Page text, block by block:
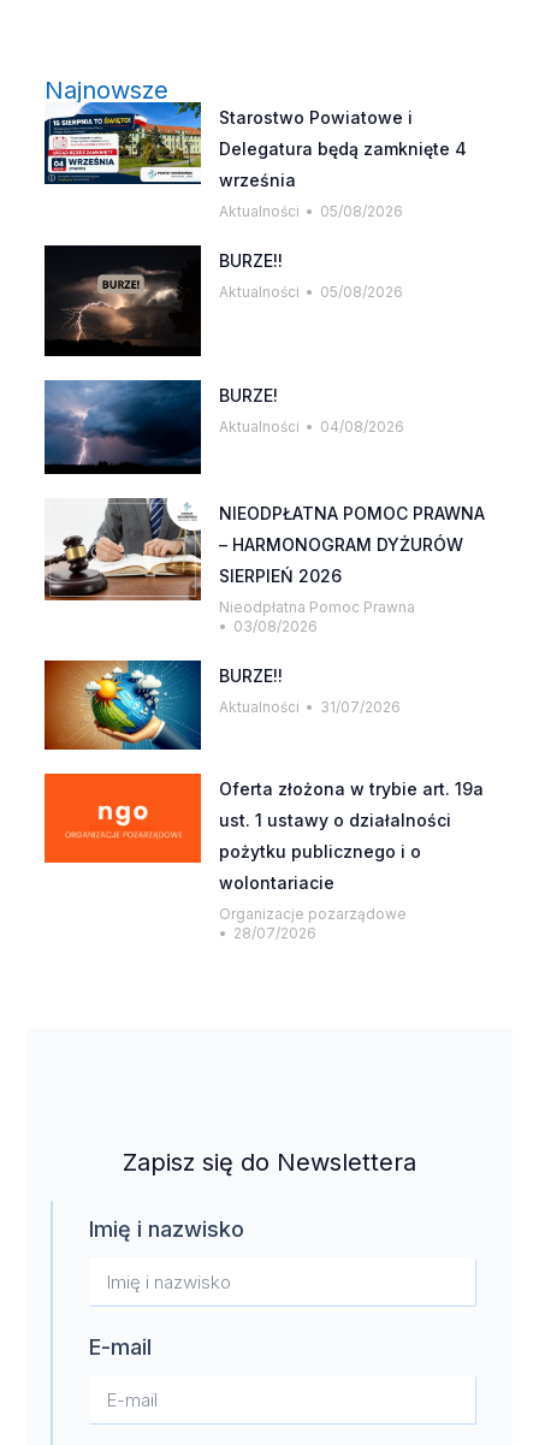
Najnowsze
Starostwo Powiatowe i
Delegatura będą zamknięte 4
września
Aktualności 05/08/2026
BURZE!!
Aktualności 05/08/2026
BURZE!
Aktualności 04/08/2026
NIEODPŁATNA POMOC PRAWNA
– HARMONOGRAM DYŻURÓW
SIERPIEŃ 2026
Nieodpłatna Pomoc Prawna
03/08/2026
BURZE!!
Aktualności 31/07/2026
Oferta złożona w trybie art. 19a
ust. 1 ustawy o działalności
pożytku publicznego i o
wolontariacie
Organizacje pozarządowe
28/07/2026
Zapisz się do Newslettera
Imię i nazwisko
E-mail